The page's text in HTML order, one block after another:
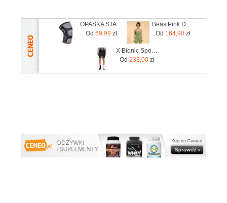
OPASKA STABILIZUJĄCA KOLANO L /ADIDAS
Od 69,99 zł
BeastPink Damski kombinezon Hyper Olivine
Od 164,90 zł
X Bionic Spodenki Do Biegania Damskie X Bionic Xceed Run Short Tights Black/Rhino Grey
Od 233,00 zł